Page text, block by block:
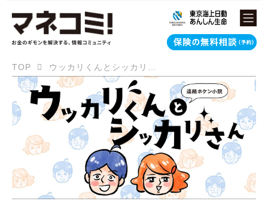
TOP ウッカリくんとシッカリさん